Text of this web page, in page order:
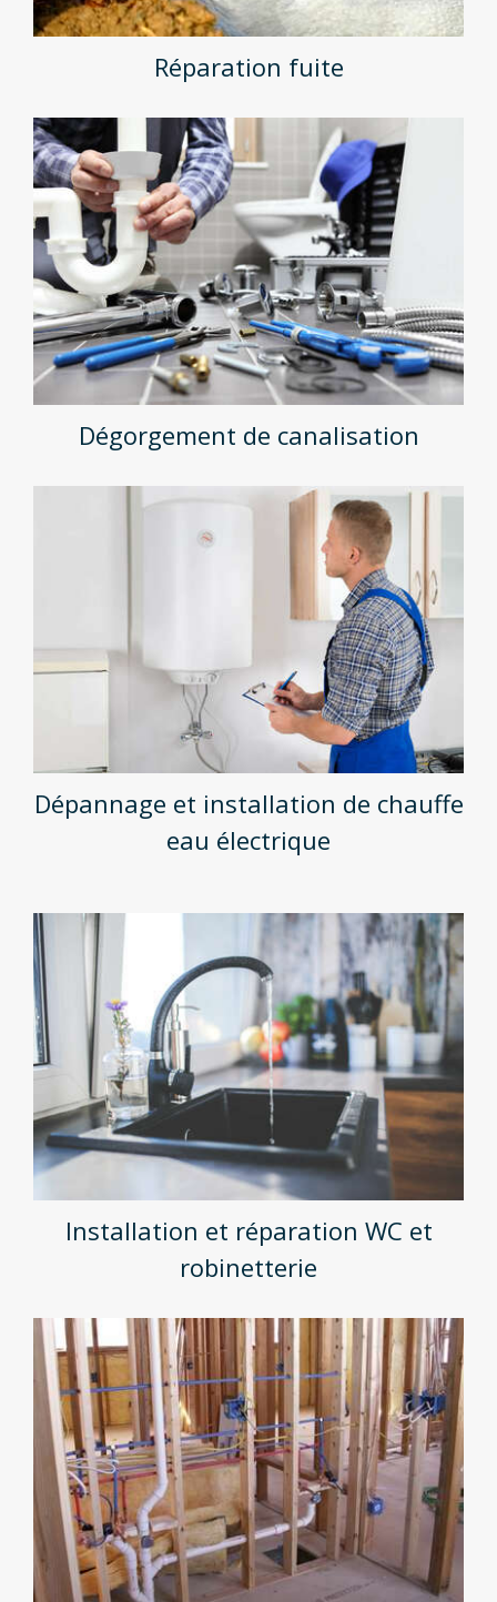
Réparation fuite
Dégorgement de canalisation
Dépannage et installation de chauffe
eau électrique
Installation et réparation WC et
robinetterie